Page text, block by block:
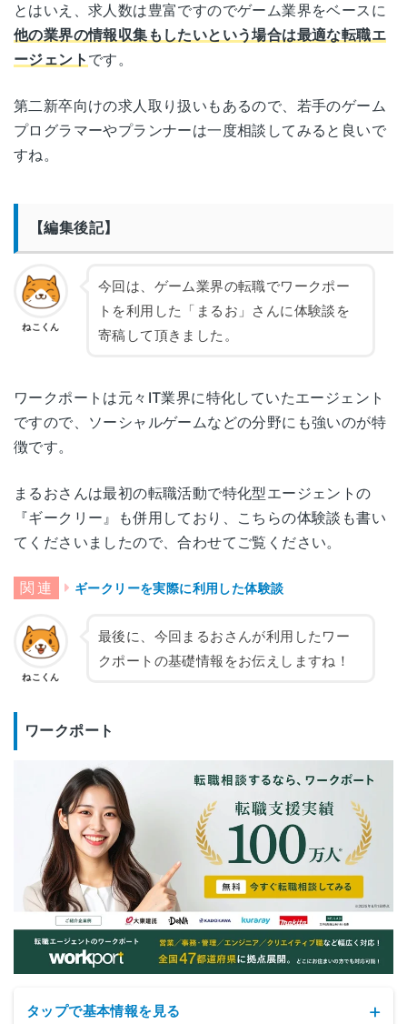
滋賀
滋賀県大津市末広町1-1
日本生命大津ビル5F
ネオフィス七条烏丸 4F
難波
パークスタワー30F
神戸
兵庫県神戸市中央区京町69
三宮第一生命ビルディング 11F
姫路パラシオ(パラシオ第2ビル) 4F
奈良
和歌山
和歌山県和歌山市美園町5-1-8
山榮ビル8F
鳥取
鳥取県鳥取市今町2-112
島根県松江市朝日町498-6
岡山
広島
広島県広島市南区松原町2-62
広島JPビルディング6F
山口
山口県下関市細江町1-2-10
エストラスト第2ビル7F
徳島
徳島県徳島市寺島本町西1-7-1
徳島駅前171ビル1F
香川県高松市兵庫町8-1
とはいえ、求人数は豊富ですのでゲーム業界をベースに
他の業界の情報収集もしたいという場合は最適な転職エ
ージェント です。
第二新卒向けの求人取り扱いもあるので、若手のゲーム
プログラマーやプランナーは一度相談してみると良いで
すね。
【編集後記】
ねこくん
今回は、ゲーム業界の転職でワークポー
トを利用した「まるお」さんに体験談を
寄稿して頂きました。
ワークポートは元々IT業界に特化していたエージェント
ですので、ソーシャルゲームなどの分野にも強いのが特
徴です。
まるおさんは最初の転職活動で特化型エージェントの
『ギークリー』も併用しており、こちらの体験談も書い
てくださいましたので、合わせてご覧ください。
ギークリーを実際に利用した体験談
ねこくん
最後に、今回まるおさんが利用したワー
クポートの基礎情報をお伝えしますね！
ワークポート
タップで基本情報を見る